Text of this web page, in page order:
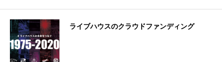
ライブハウスのクラウドファンディング